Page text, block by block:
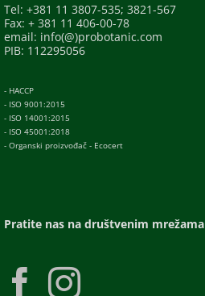
Tel: +381 11 3807-535; 3821-567
Fax: + 381 11 406-00-78
email: info(@)probotanic.com
PIB: 112295056
- HACCP
- ISO 9001:2015
- ISO 14001:2015
- ISO 45001:2018
- Organski proizvođač - Ecocert
Pratite nas na društvenim mrežama